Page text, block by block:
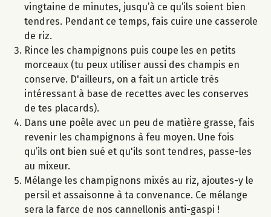
vingtaine de minutes, jusqu’à ce qu’ils soient bien
tendres. Pendant ce temps, fais cuire une casserole
de riz.
Rince les champignons puis coupe les en petits
morceaux (tu peux utiliser aussi des champis en
conserve. D'ailleurs, on a fait un article très
intéressant à base de recettes avec les conserves
de tes placards).
Dans une poêle avec un peu de matière grasse, fais
revenir les champignons à feu moyen. Une fois
qu’ils ont bien sué et qu'ils sont tendres, passe-les
au mixeur.
Mélange les champignons mixés au riz, ajoutes-y le
persil et assaisonne à ta convenance. Ce mélange
sera la farce de nos cannellonis anti-gaspi !